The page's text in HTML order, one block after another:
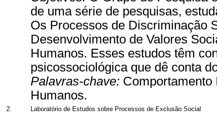
de uma série de pesquisas,
Os Processos de Discriminação
Desenvolvimento de Valores
Humanos. Esses estudos têm
psicossociológica que dê conta
Palavras-chave:
Humanos.
2. Laboratório de Estudos sobre Processos de Exclusão Social